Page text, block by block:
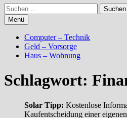
Suchen
nach:
Menü
Computer – Technik
Geld – Vorsorge
Haus – Wohnung
Schlagwort:
Solar Tipp: Kostenlose
Kaufentscheidung einer eigenen